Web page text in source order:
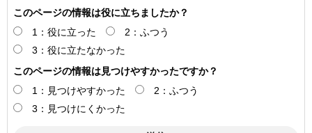
このページの情報は役に立ちましたか？
1：役に立った
2：ふつう
3：役に立たなかった
このページの情報は見つけやすかったですか？
1：見つけやすかった
2：ふつう
3：見つけにくかった